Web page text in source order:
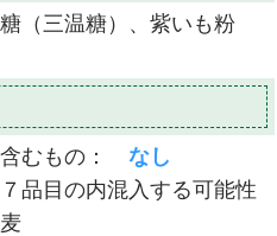
（三温糖）、紫いも粉
むもの： なし
品目の内混入する可能性